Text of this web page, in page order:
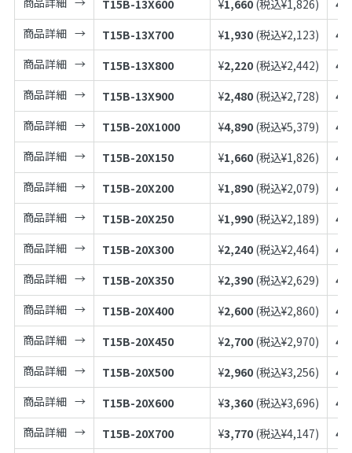
T15B-13X600 ¥1,660 (税込¥1,826)
商品詳細
T15B-13X700 ¥1,930 (税込¥2,123)
商品詳細
T15B-13X800 ¥2,220 (税込¥2,442)
商品詳細
T15B-13X900 ¥2,480 (税込¥2,728)
商品詳細
T15B-20X1000 ¥4,890 (税込¥5,379)
商品詳細
T15B-20X150 ¥1,660 (税込¥1,826)
商品詳細
T15B-20X200 ¥1,890 (税込¥2,079)
商品詳細
T15B-20X250 ¥1,990 (税込¥2,189)
商品詳細
T15B-20X300 ¥2,240 (税込¥2,464)
商品詳細
T15B-20X350 ¥2,390 (税込¥2,629)
商品詳細
T15B-20X400 ¥2,600 (税込¥2,860)
商品詳細
T15B-20X450 ¥2,700 (税込¥2,970)
商品詳細
T15B-20X500 ¥2,960 (税込¥3,256)
商品詳細
T15B-20X600 ¥3,360 (税込¥3,696)
商品詳細
T15B-20X700 ¥3,770 (税込¥4,147)